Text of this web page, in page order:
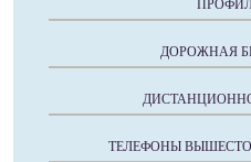
ДОРОЖНАЯ
ТЕЛЕФОНЫ